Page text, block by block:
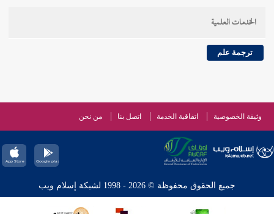
الخدمات العلمية
ترجمة علم
وثيقة الخصوصية اتفاقية الخدمة اتصل بنا من نحن
جميع الحقوق محفوظة © 2026 - 1998 لشبكة إسلام ويب